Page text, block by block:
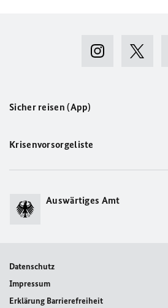
The German Embassy Wellington
Sicher reisen (App)
Krisenvorsorgeliste
Auswärtiges Amt
Datenschutz
Impressum
Erklärung Barrierefreiheit